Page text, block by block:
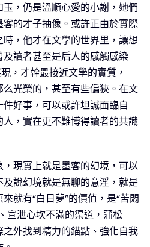
，仍是溫順心愛的小謝，她們
的才子抽像。或許正由於實際
，他才在文學的世界里，讓想
讀者甚至是后人的感觸感染
，才幹最接近文學的實質，
么光榮的，甚至有些偏狹。在文
好事，可以或許坦誠面臨自
，實在更不難博得讀者的共識
現實上就是墨客的幻境，可以
說幻境就是無聊的意淫，就是
就有“白日夢”的價值，是“苦悶
宣泄心坎不滿的渠道，蒲松
之外找到精力的錨點、強化自我